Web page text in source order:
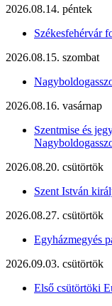
2026.08.14. péntek
Székesfehérvár
2026.08.15. szombat
2026.08.16. vasárnap
Szentmise és
2026.08.20. csütörtök
Szent István
2026.08.27. csütörtök
Egyházmegyés
2026.09.03. csütörtök
Első csütörtöki